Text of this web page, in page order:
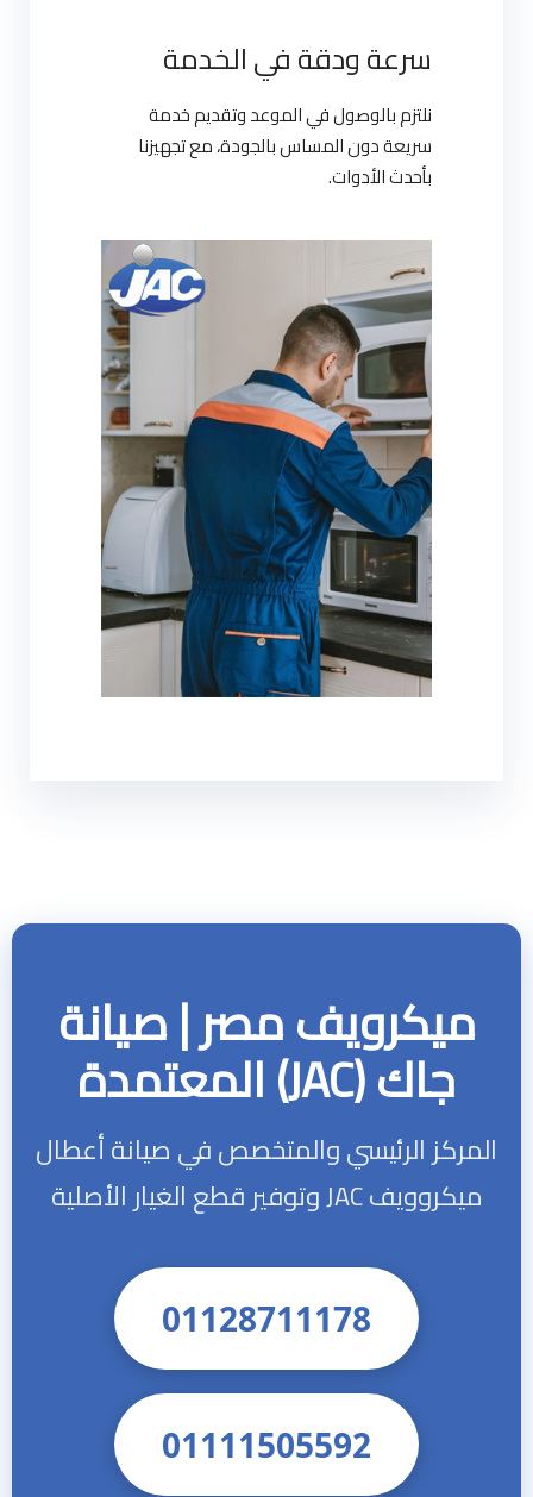
سرعة ودقة في الخدمة
نلتزم بالوصول في الموعد وتقديم خدمة
سريعة دون المساس بالجودة، مع تجهيزنا
بأحدث الأدوات.
ميكرويف مصر | صيانة
جاك (JAC) المعتمدة
المركز الرئيسي والمتخصص في صيانة أعطال
ميكروويف JAC وتوفير قطع الغيار الأصلية
01128711178
01111505592